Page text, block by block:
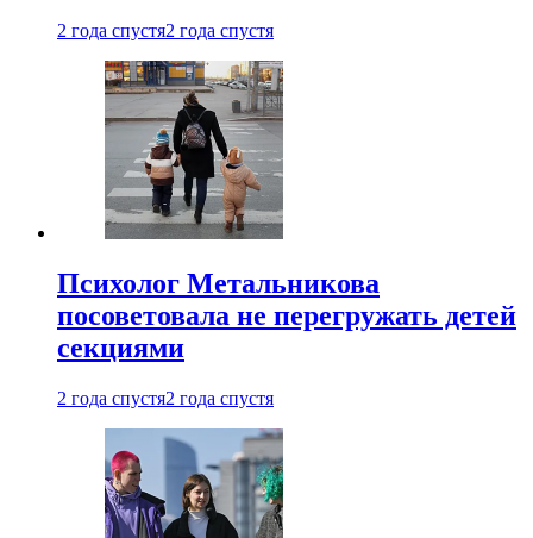
2 года спустя2 года спустя
Психолог Метальникова
посоветовала не перегружать детей
секциями
2 года спустя2 года спустя